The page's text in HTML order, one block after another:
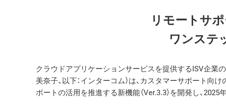
リモートサ
ワンステ
クラウドアプリケーションサービスを提供するISV企業の
美奈子、以下：インターコム）は、カスタマーサポート向
ポートの活用を推進する新機能（Ver.3.3）を開発し、2025